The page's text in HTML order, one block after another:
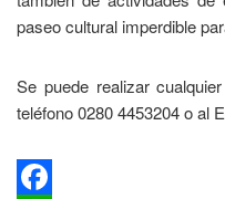
paseo cultural imperdible
Se puede realizar
teléfono 0280 4453204 o al